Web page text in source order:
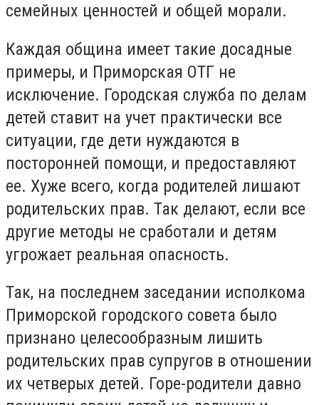
семейных ценностей и общей морали.
Каждая община имеет такие досадные
примеры, и Приморская ОТГ не
исключение. Городская служба по делам
детей ставит на учет практически все
ситуации, где дети нуждаются в
посторонней помощи, и предоставляют
ее. Хуже всего, когда родителей лишают
родительских прав. Так делают, если все
другие методы не сработали и детям
угрожает реальная опасность.
Так, на последнем заседании исполкома
Приморской городского совета было
признано целесообразным лишить
родительских прав супругов в отношении
их четверых детей. Горе-родители давно